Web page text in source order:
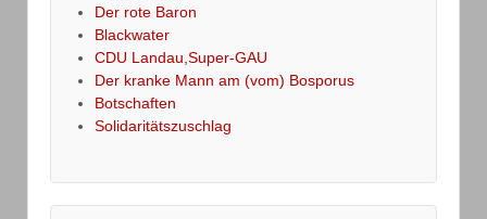
Der rote Baron
Blackwater
CDU Landau,Super-GAU
Der kranke Mann am (vom) Bosporus
Botschaften
Solidaritätszuschlag